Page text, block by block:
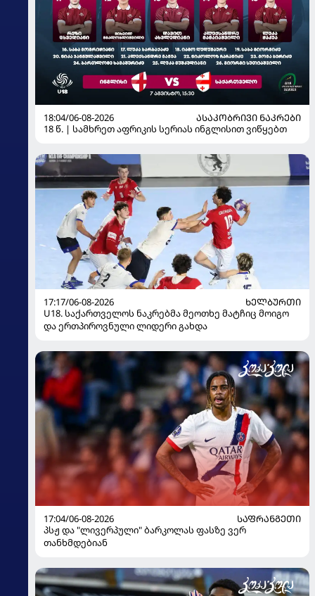
18:04/06-08-2026
ᲐᲡᲐᲙᲝᲑᲠᲘᲕᲘ ᲜᲐᲙᲠᲔᲑᲘ
18 წ. | სამხრეთ აფრიკის სერიას ინგლისით ვიწყებთ
17:17/06-08-2026
ᲮᲔᲚᲑᲣᲠᲗᲘ
U18. საქართველოს ნაკრებმა მეოთხე მატჩიც მოიგო
და ერთპიროვნული ლიდერი გახდა
17:04/06-08-2026
ᲡᲐᲤᲠᲐᲜᲒᲔᲗᲘ
პსჟ და "ლივერპული" ბარკოლას ფასზე ვერ
თანხმდებიან